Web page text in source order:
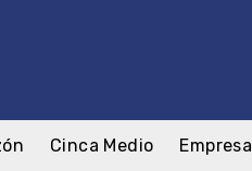
Cinca Medio Empresa